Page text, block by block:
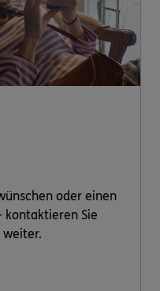
oder einen
kontaktieren Sie
weiter.